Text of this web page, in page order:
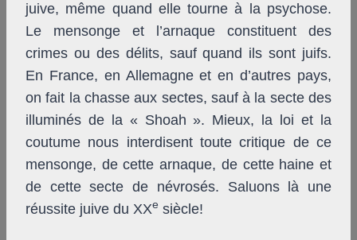
juive, même quand elle tourne à la psychose.
Le mensonge et l’arnaque constituent des
crimes ou des délits, sauf quand ils sont juifs.
En France, en Allemagne et en d’autres pays,
on fait la chasse aux sectes, sauf à la secte des
illuminés de la « Shoah ». Mieux, la loi et la
coutume nous interdisent toute critique de ce
mensonge, de cette arnaque, de cette haine et
de cette secte de névrosés. Saluons là une
réussite juive du XXe siècle!